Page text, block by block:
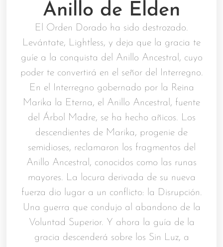
Anillo de Elden
El Orden Dorado ha sido destrozado.
Levántate, Lightless, y deja que la gracia te
guíe a la conquista del Anillo Ancestral, cuyo
poder te convertirá en el señor del Interregno.
En el Interregno gobernado por la Reina
Marika la Eterna, el Anillo Ancestral, fuente
del Árbol Madre, se ha hecho añicos. Los
descendientes de Marika, progenie de
semidioses, reclamaron los fragmentos del
Anillo Ancestral, conocidos como las runas
mayores. La locura derivada de su nueva
fuerza dio lugar a un conflicto: la Disrupción.
Una guerra que condujo al abandono de la
Voluntad Superior. Y ahora la guía de la
gracia descenderá sobre los Sin Luz, a